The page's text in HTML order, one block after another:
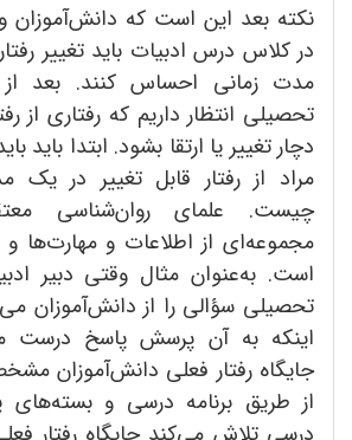
نکته بعد این است که
در کلاس درس ادبیات باید تغییر
مدت زمانی احساس کنند. بعد
تحصیلی انتظار داریم که رفتاری از
دچار تغییر یا ارتقا بشود. ابتدا
مراد از رفتار قابل تغییر در یک
چیست. علمای روان‌شناسی
مجموعه‌ای از اطلاعات و مهارت‌ها
است. به‌عنوان مثال وقتی دبیر
تحصیلی سؤالی را از دانش‌آموزان
اینکه به آن پرسش پاسخ درست
جایگاه رفتار فعلی دانش‌آموزان
از طریق برنامه درسی و بسته‌های